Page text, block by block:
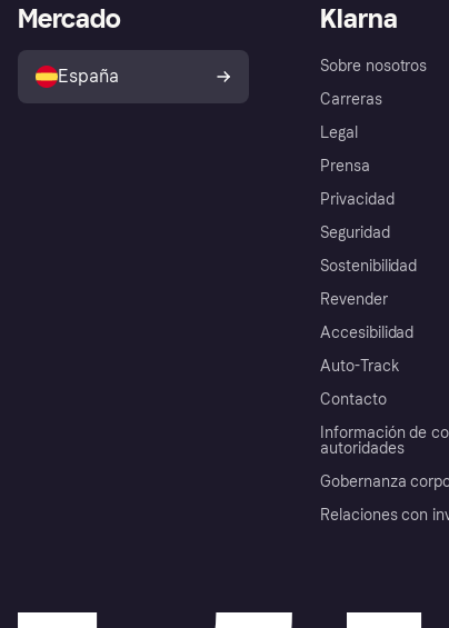
Klarna
Sobre nosotros
Carreras
Legal
Prensa
Privacidad
Seguridad
Sostenibilidad
Revender
Accesibilidad
Auto-Track
Contacto
Información de
autoridades
Gobernanza
Relaciones con
Mercado
España